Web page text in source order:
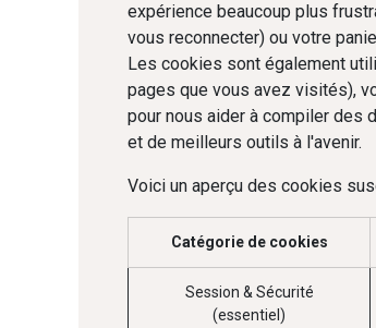
expérience beaucoup plus
vous reconnecter) ou votre
Les cookies sont également
pages que vous avez visités),
pour nous aider à compiler des
et de meilleurs outils à l'avenir.
Voici un aperçu des cookies
Catégorie de cookies
Session & Sécurité
(essentiel)